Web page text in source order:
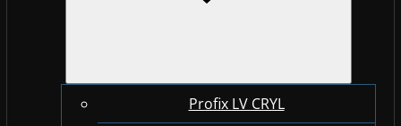
Profix LV CRYL